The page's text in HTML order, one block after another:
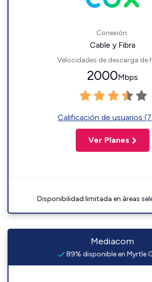
Conexión:
Cable y Fibra
Velocidades de descarga de
2000Mbps
Calificación de usuarios
Ver Planes
Disponibilidad limitada en áreas
Mediacom
89% disponible en Myrtle